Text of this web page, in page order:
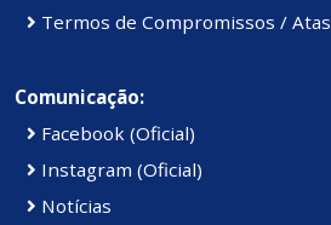
Termos de Compromissos / Atas
Comunicação:
Facebook (Oficial)
Instagram (Oficial)
Notícias